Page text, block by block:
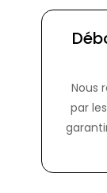
Nous
par